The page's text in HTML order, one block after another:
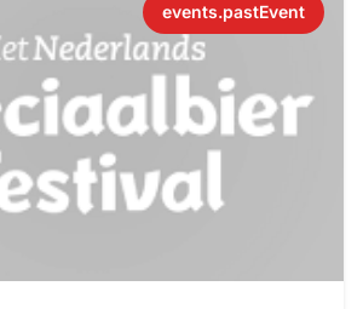
events.pastEvent